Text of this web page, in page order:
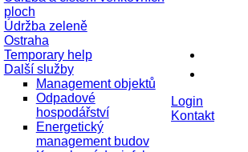
ploch
Údržba zeleně
Ostraha
Temporary help
Další služby
Management objektů
Odpadové
hospodářství
Energetický
management budov
Login
Kontakt